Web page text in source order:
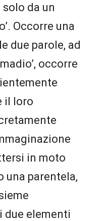
da un
Occorre una
due parole, ad
occorre
il loro
in moto
una parentela,
due elementi